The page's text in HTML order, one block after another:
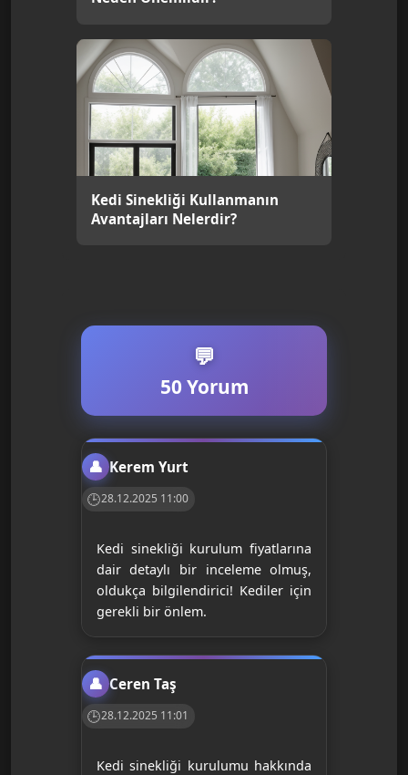
Kedi Sinekliği Kullanmanın
Avantajları Nelerdir?
50 Yorum
Kerem Yurt
28.12.2025 11:00
Kedi sinekliği kurulum fiyatlarına
dair detaylı bir inceleme olmuş,
oldukça bilgilendirici! Kediler için
gerekli bir önlem.
Ceren Taş
28.12.2025 11:01
Kedi sinekliği kurulumu hakkında